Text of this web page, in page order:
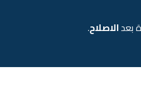
بعدالاصلاح.